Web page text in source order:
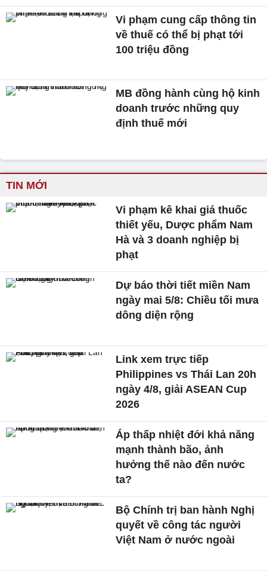
Vi phạm cung cấp thông tin
về thuế có thể bị phạt tới
100 triệu đồng
MB đồng hành cùng hộ kinh
doanh trước những quy
định thuế mới
TIN MỚI
Vi phạm kê khai giá thuốc
thiết yếu, Dược phẩm Nam
Hà và 3 doanh nghiệp bị
phạt
Dự báo thời tiết miền Nam
ngày mai 5/8: Chiều tối mưa
dông diện rộng
Link xem trực tiếp
Philippines vs Thái Lan 20h
ngày 4/8, giải ASEAN Cup
2026
Áp thấp nhiệt đới khả năng
mạnh thành bão, ảnh
hưởng thế nào đến nước
ta?
Bộ Chính trị ban hành Nghị
quyết về công tác người
Việt Nam ở nước ngoài